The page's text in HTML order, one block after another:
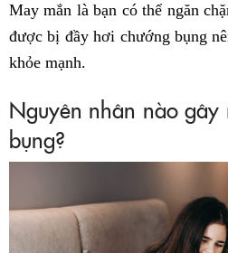
May mắn là bạn có thể ngăn
được bị đầy hơi chướng bụng
khỏe mạnh.
Nguyên nhân nào
bụng?